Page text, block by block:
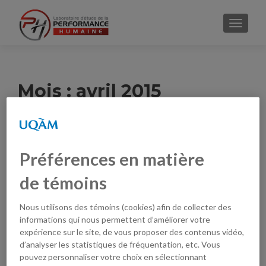
Mois :avril 2015
Self: From Addict to Ultramarathon
Runner
Publié le27 avril 2015
Vendredi le 15 mai à 10h au SB-4510 Afin de souligner sa
création, les membres du Laboratoire d’étude de la
Performance Humaine (LePH) sont fiers de vous inviter
à une conférence présentée par Mme Courteny Evelyn
Cecale (UCLA) intitulée : Transformation of the Self:
Préférences en matière
de témoins
Nous utilisons des témoins (cookies) afin de collecter des
informations qui nous permettent d’améliorer votre
expérience sur le site, de vous proposer des contenus vidéo,
d’analyser les statistiques de fréquentation, etc. Vous
pouvez personnaliser votre choix en sélectionnant